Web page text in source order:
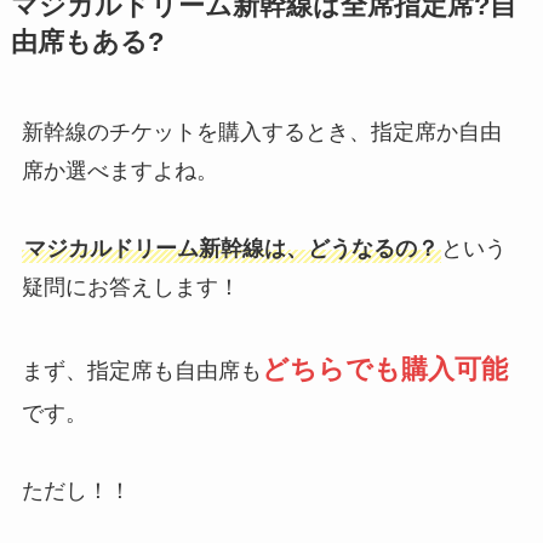
マジカルドリーム新幹線は全席指定席?自
由席もある?
新幹線のチケットを購入するとき、指定席か自由
席か選べますよね。
マジカルドリーム新幹線は、どうなるの？という
疑問にお答えします！
まず、指定席も自由席も どちらでも購入可能
です。
ただし！！